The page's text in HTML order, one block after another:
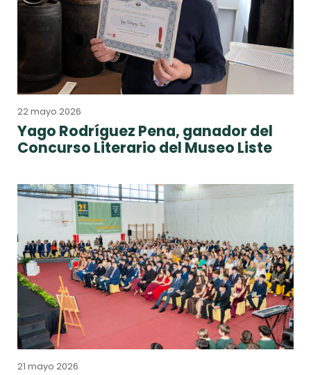
22 mayo 2026
Yago Rodríguez Pena, ganador del
Concurso Literario del Museo Liste
21 mayo 2026